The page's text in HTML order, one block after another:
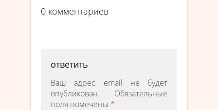
0 комментариев
ответить
Ваш адрес email не будет
опубликован.
Обязательные
поля помечены *